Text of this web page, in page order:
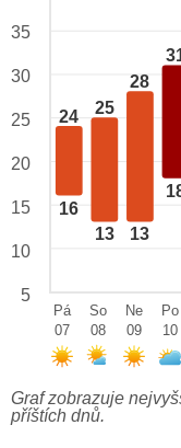
24
16
25
13
28
13
35
30
25
20
15
10
5
Pá
07
So
08
Ne
09
Po
10
Graf zobrazuje
příštích dnů.